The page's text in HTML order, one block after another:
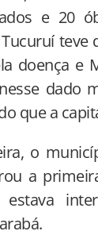
e 20
teve
doença e
dado
que a
o
a